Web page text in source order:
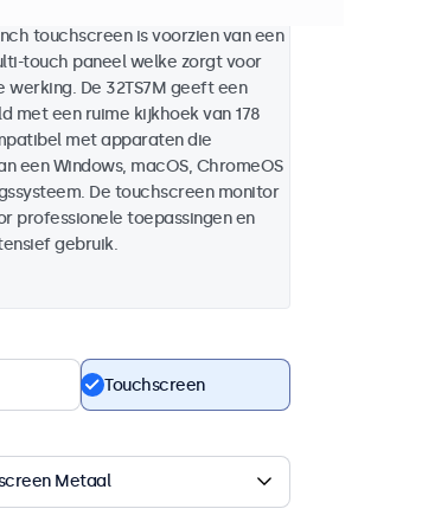
touchscreen is voorzien van een
touch paneel welke zorgt voor
werking. De 32TS7M geeft een
met een ruime kijkhoek van 178
met apparaten die
een Windows, macOS, ChromeOS
De touchscreen monitor
professionele toepassingen en
gebruik.
Touchscreen
Metaal